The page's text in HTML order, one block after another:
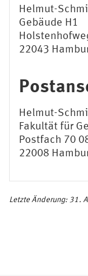
Helmut-
Gebäude H1
22043
Helmut-
Fakultät für
Postfach 70
22008
Letzte Änderung: 31.